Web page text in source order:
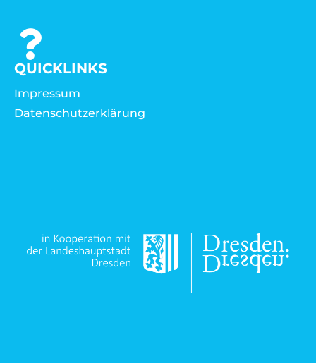
QUICKLINKS
Impressum
Datenschutzerklärung